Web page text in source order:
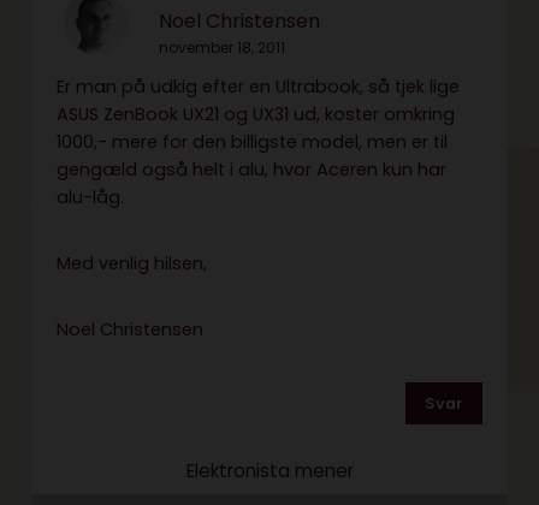
Noel Christensen
november 18, 2011
Er man på udkig efter en Ultrabook, så tjek lige
ASUS ZenBook UX21 og UX31 ud, koster omkring
1000,- mere for den billigste model, men er til
gengæld også helt i alu, hvor Aceren kun har
alu-låg.
Med venlig hilsen,
Noel Christensen
Svar
Elektronista mener